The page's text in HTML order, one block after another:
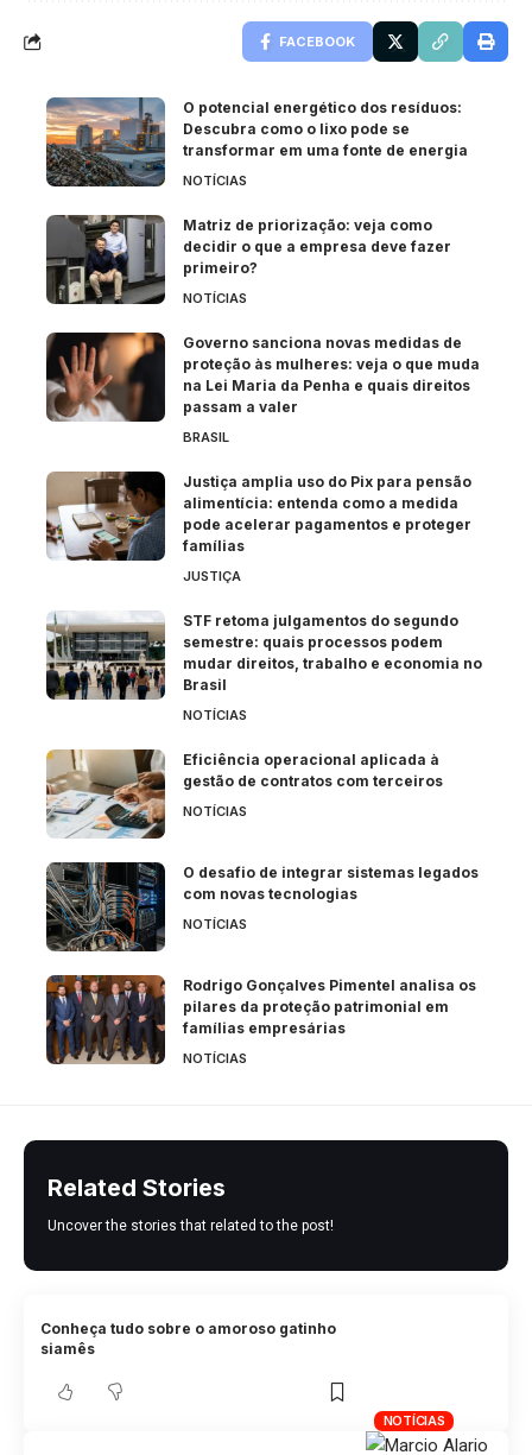
FACEBOOK
O potencial energético dos resíduos:
Descubra como o lixo pode se
transformar em uma fonte de energia
NOTÍCIAS
Matriz de priorização: veja como
decidir o que a empresa deve fazer
primeiro?
NOTÍCIAS
Governo sanciona novas medidas de
proteção às mulheres: veja o que muda
na Lei Maria da Penha e quais direitos
passam a valer
BRASIL
Justiça amplia uso do Pix para pensão
alimentícia: entenda como a medida
pode acelerar pagamentos e proteger
famílias
JUSTIÇA
STF retoma julgamentos do segundo
semestre: quais processos podem
mudar direitos, trabalho e economia no
Brasil
NOTÍCIAS
Eficiência operacional aplicada à
gestão de contratos com terceiros
NOTÍCIAS
O desafio de integrar sistemas legados
com novas tecnologias
NOTÍCIAS
Rodrigo Gonçalves Pimentel analisa os
pilares da proteção patrimonial em
famílias empresárias
NOTÍCIAS
Related Stories
Uncover the stories that related to the post!
NOTÍCIAS
Conheça tudo sobre o amoroso gatinho
siamês